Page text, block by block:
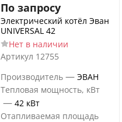
По запросу
Электрический котёл Эван
UNIVERSAL 42
Нет в наличии
Артикул 12755
Производитель — ЭВАН
Тепловая мощность, кВт
— 42 кВт
Отапливаемая площадь